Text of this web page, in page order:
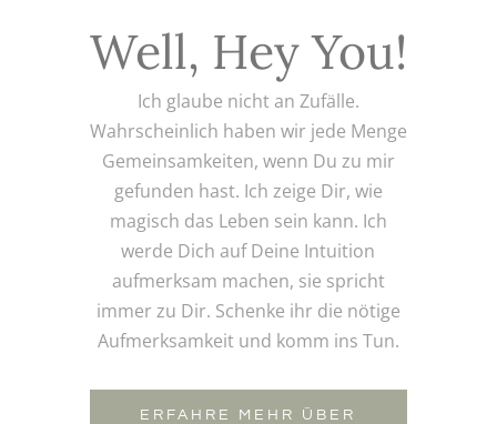
Well, Hey You!
Ich glaube nicht an Zufälle.
Wahrscheinlich haben wir jede Menge
Gemeinsamkeiten, wenn Du zu mir
gefunden hast. Ich zeige Dir, wie
magisch das Leben sein kann. Ich
werde Dich auf Deine Intuition
aufmerksam machen, sie spricht
immer zu Dir. Schenke ihr die nötige
Aufmerksamkeit und komm ins Tun.
ERFAHRE MEHR ÜBER